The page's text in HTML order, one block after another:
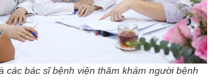
các bác sĩ bệnh viện thăm khám người bệnh